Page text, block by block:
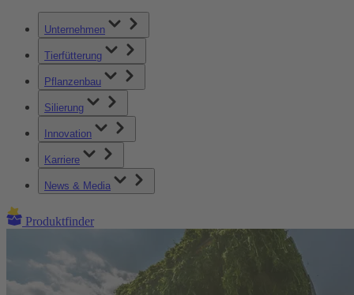
Unternehmen
Tierfütterung
Pflanzenbau
Silierung
Innovation
Karriere
News & Media
Produktfinder